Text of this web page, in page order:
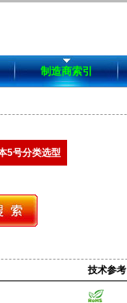
制造商索引
5号分类选型
技术参考